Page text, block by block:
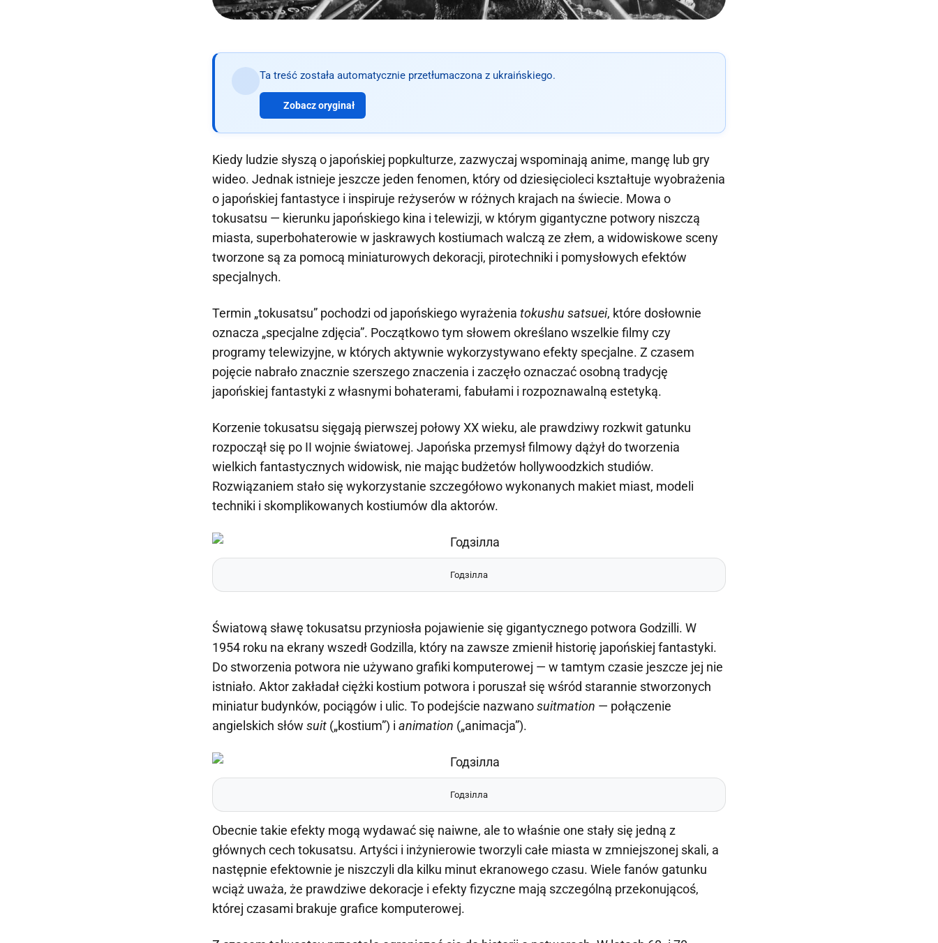
Ta treść została automatycznie przetłumaczona z ukraińskiego.
Zobacz oryginał
Kiedy ludzie słyszą o japońskiej popkulturze, zazwyczaj wspominają anime, mangę lub gry
wideo. Jednak istnieje jeszcze jeden fenomen, który od dziesięcioleci kształtuje wyobrażenia
o japońskiej fantastyce i inspiruje reżyserów w różnych krajach na świecie. Mowa o
tokusatsu — kierunku japońskiego kina i telewizji, w którym gigantyczne potwory niszczą
miasta, superbohaterowie w jaskrawych kostiumach walczą ze złem, a widowiskowe sceny
tworzone są za pomocą miniaturowych dekoracji, pirotechniki i pomysłowych efektów
specjalnych.
Termin „tokusatsu” pochodzi od japońskiego wyrażenia tokushu satsuei, które dosłownie
oznacza „specjalne zdjęcia”. Początkowo tym słowem określano wszelkie filmy czy
programy telewizyjne, w których aktywnie wykorzystywano efekty specjalne. Z czasem
pojęcie nabrało znacznie szerszego znaczenia i zaczęło oznaczać osobną tradycję
japońskiej fantastyki z własnymi bohaterami, fabułami i rozpoznawalną estetyką.
Korzenie tokusatsu sięgają pierwszej połowy XX wieku, ale prawdziwy rozkwit gatunku
rozpoczął się po II wojnie światowej. Japońska przemysł filmowy dążył do tworzenia
wielkich fantastycznych widowisk, nie mając budżetów hollywoodzkich studiów.
Rozwiązaniem stało się wykorzystanie szczegółowo wykonanych makiet miast, modeli
techniki i skomplikowanych kostiumów dla aktorów.
Годзілла
Światową sławę tokusatsu przyniosła pojawienie się gigantycznego potwora Godzilli. W
1954 roku na ekrany wszedł Godzilla, który na zawsze zmienił historię japońskiej fantastyki.
Do stworzenia potwora nie używano grafiki komputerowej — w tamtym czasie jeszcze jej nie
istniało. Aktor zakładał ciężki kostium potwora i poruszał się wśród starannie stworzonych
miniatur budynków, pociągów i ulic. To podejście nazwanosuitmation — połączenie
angielskich słów suit („kostium”) i animation („animacja”).
Годзілла
Obecnie takie efekty mogą wydawać się naiwne, ale to właśnie one stały się jedną z
głównych cech tokusatsu. Artyści i inżynierowie tworzyli całe miasta w zmniejszonej skali, a
następnie efektownie je niszczyli dla kilku minut ekranowego czasu. Wiele fanów gatunku
wciąż uważa, że prawdziwe dekoracje i efekty fizyczne mają szczególną przekonującoś,
której czasami brakuje grafice komputerowej.